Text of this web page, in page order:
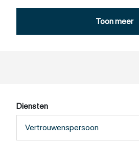
Daarnaast ondersteunen we óók
of het uitvoeren van een MTO. Wij
organisatie stevig en
Toon meer
Diensten
Vertrouwenspersoon